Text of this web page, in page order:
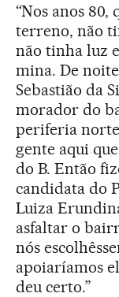
“Nos anos
terreno, não
não tinha luz
mina. De
Sebastião da
morador do
periferia norte
gente aqui
do B. Então
candidata do
Luiza
asfaltar o
nós
apoiaríamos
deu certo.”